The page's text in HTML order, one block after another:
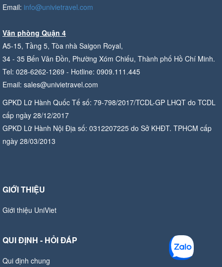
Email: info@univietravel.com
Văn phòng Quận 4
A5-15, Tầng 5, Tòa nhà Saigon Royal,
34 - 35 Bến Vân Đồn, Phường Xóm Chiếu, Thành phố Hồ Chí Minh.
Tel: 028-6262-1269 - Hotline: 0909.111.445
Email: sales@univietravel.com
GPKD Lữ Hành Quốc Tế số: 79-798/2017/TCDL-GP LHQT do TCDL
cấp ngày 28/12/2017
GPKD Lữ Hành Nội Địa số: 0312207225 do Sở KHĐT. TPHCM cấp
ngày 28/03/2013
GIỚI THIỆU
Giới thiệu UniViet
QUI ĐỊNH - HỎI ĐÁP
Qui định chung